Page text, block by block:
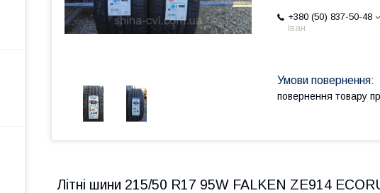
+380 (50) 837-50-48
Іван
повернення товару
Літні шини 215/50 R17 95W FALKEN ZE914